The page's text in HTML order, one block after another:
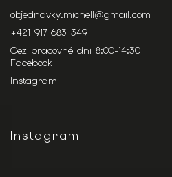
objednavky.michell@gmail.com
+421 917 683 349
Cez pracovné dni 8:00-14:30
Facebook
Instagram
Instagram